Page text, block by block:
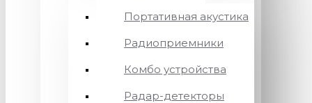
Портативная акустика
Радиоприемники
Комбо устройства
Радар-детекторы